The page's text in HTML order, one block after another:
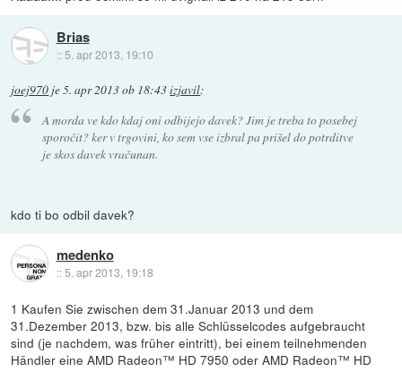
Brias
:: 5. apr 2013, 19:10
joej970 je5. apr 2013 ob 18:43izjavil:
A morda ve kdo kdaj oni odbijejo davek? Jim je treba to posebej
sporočit? ker v trgovini, ko sem vse izbral pa prišel do potrditve
je skos davek vračunan.
kdo ti bo odbil davek?
medenko
::5. apr 2013, 19:18
1 Kaufen Sie zwischen dem 31.Januar 2013 und dem
31.Dezember 2013, bzw. bis alle Schlüsselcodes aufgebraucht
sind (je nachdem, was früher eintritt), bei einem teilnehmenden
Händler eine AMD Radeon™ HD 7950 oder AMD Radeon™ HD